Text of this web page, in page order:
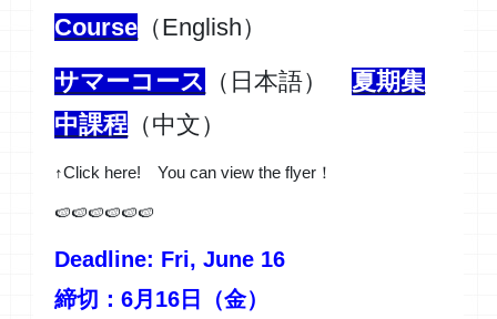
Course （English）
サマーコース
（日本語） 夏期集
中課程 （中文）
↑Click here! You can view the flyer！
🍉🍉🍉🍉🍉🍉
Deadline: Fri, June 16
締切：6月16日（金）